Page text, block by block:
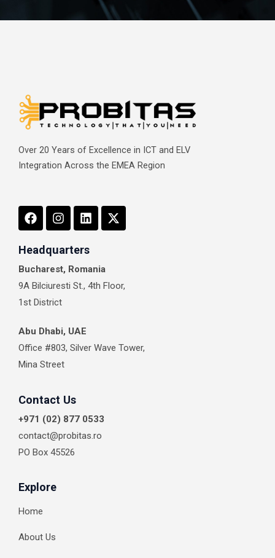
Over 20 Years of Excellence in ICT and ELV
Integration Across the EMEA Region
F
a
e
o
o
k
I
n
t
g
r
a
m
L
i
k
d
i
X
-
t
Headquarters
Bucharest, Romania
9A Bilciuresti St., 4th Floor,
1st District
Abu Dhabi, UAE
Office #803, Silver Wave Tower,
Mina Street
Contact Us
+971 (02) 877 0533
contact@probitas.ro
PO Box 45526
Explore
Home
About Us